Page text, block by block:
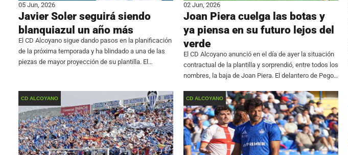
05 Jun, 2026
Javier Soler seguirá siendo
blanquiazul un año más
El CD Alcoyano sigue dando pasos en la planificación
de la próxima temporada y ha blindado a una de las
piezas de mayor proyección de su plantilla. El
02 Jun, 2026
Joan Piera cuelga las botas y
ya piensa en su futuro lejos del
verde
El CD Alcoyano anunció en el día de ayer la situación
contractual de la plantilla y sorprendió, entre todos los
nombres, la baja de Joan Piera. El delantero de Pego,
pone fin
CD ALCOYANO CD ALCOYANO